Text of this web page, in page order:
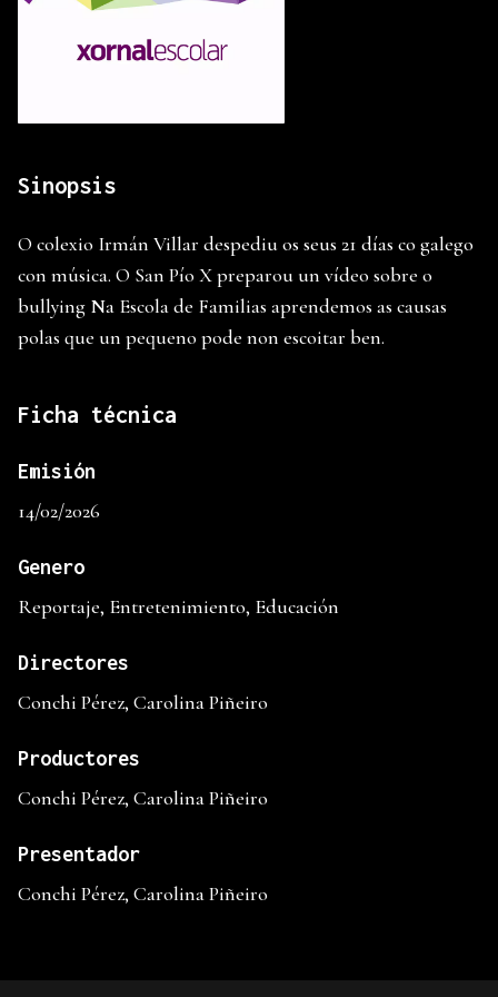
Sinopsis
O colexio Irmán Villar despediu os seus 21 días co galego
con música. O San Pío X preparou un vídeo sobre o
bullying Na Escola de Familias aprendemos as causas
polas que un pequeno pode non escoitar ben.
Ficha técnica
Emisión
14/02/2026
Genero
Reportaje, Entretenimiento, Educación
Directores
Conchi Pérez, Carolina Piñeiro
Productores
Conchi Pérez, Carolina Piñeiro
Presentador
Conchi Pérez, Carolina Piñeiro